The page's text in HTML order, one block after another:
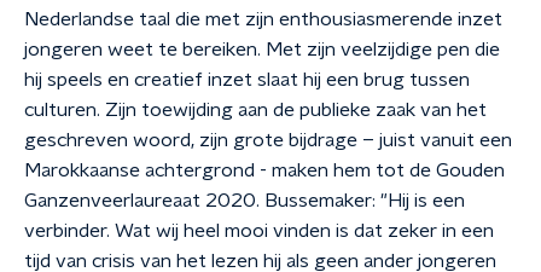
Nederlandse taal die met zijn enthousiasmerende inzet
jongeren weet te bereiken. Met zijn veelzijdige pen die
hij speels en creatief inzet slaat hij een brug tussen
culturen. Zijn toewijding aan de publieke zaak van het
geschreven woord, zijn grote bijdrage – juist vanuit een
Marokkaanse achtergrond - maken hem tot de Gouden
Ganzenveerlaureaat 2020. Bussemaker: "Hij is een
verbinder. Wat wij heel mooi vinden is dat zeker in een
tijd van crisis van het lezen hij als geen ander jongeren